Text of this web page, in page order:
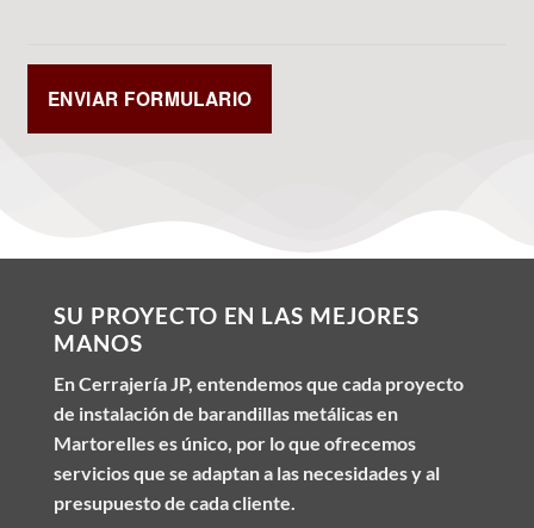
SU PROYECTO EN LAS MEJORES
MANOS
En Cerrajería JP, entendemos que cada proyecto
de instalación de barandillas metálicas en
Martorelles es único, por lo que ofrecemos
servicios que se adaptan a las necesidades y al
presupuesto de cada cliente.